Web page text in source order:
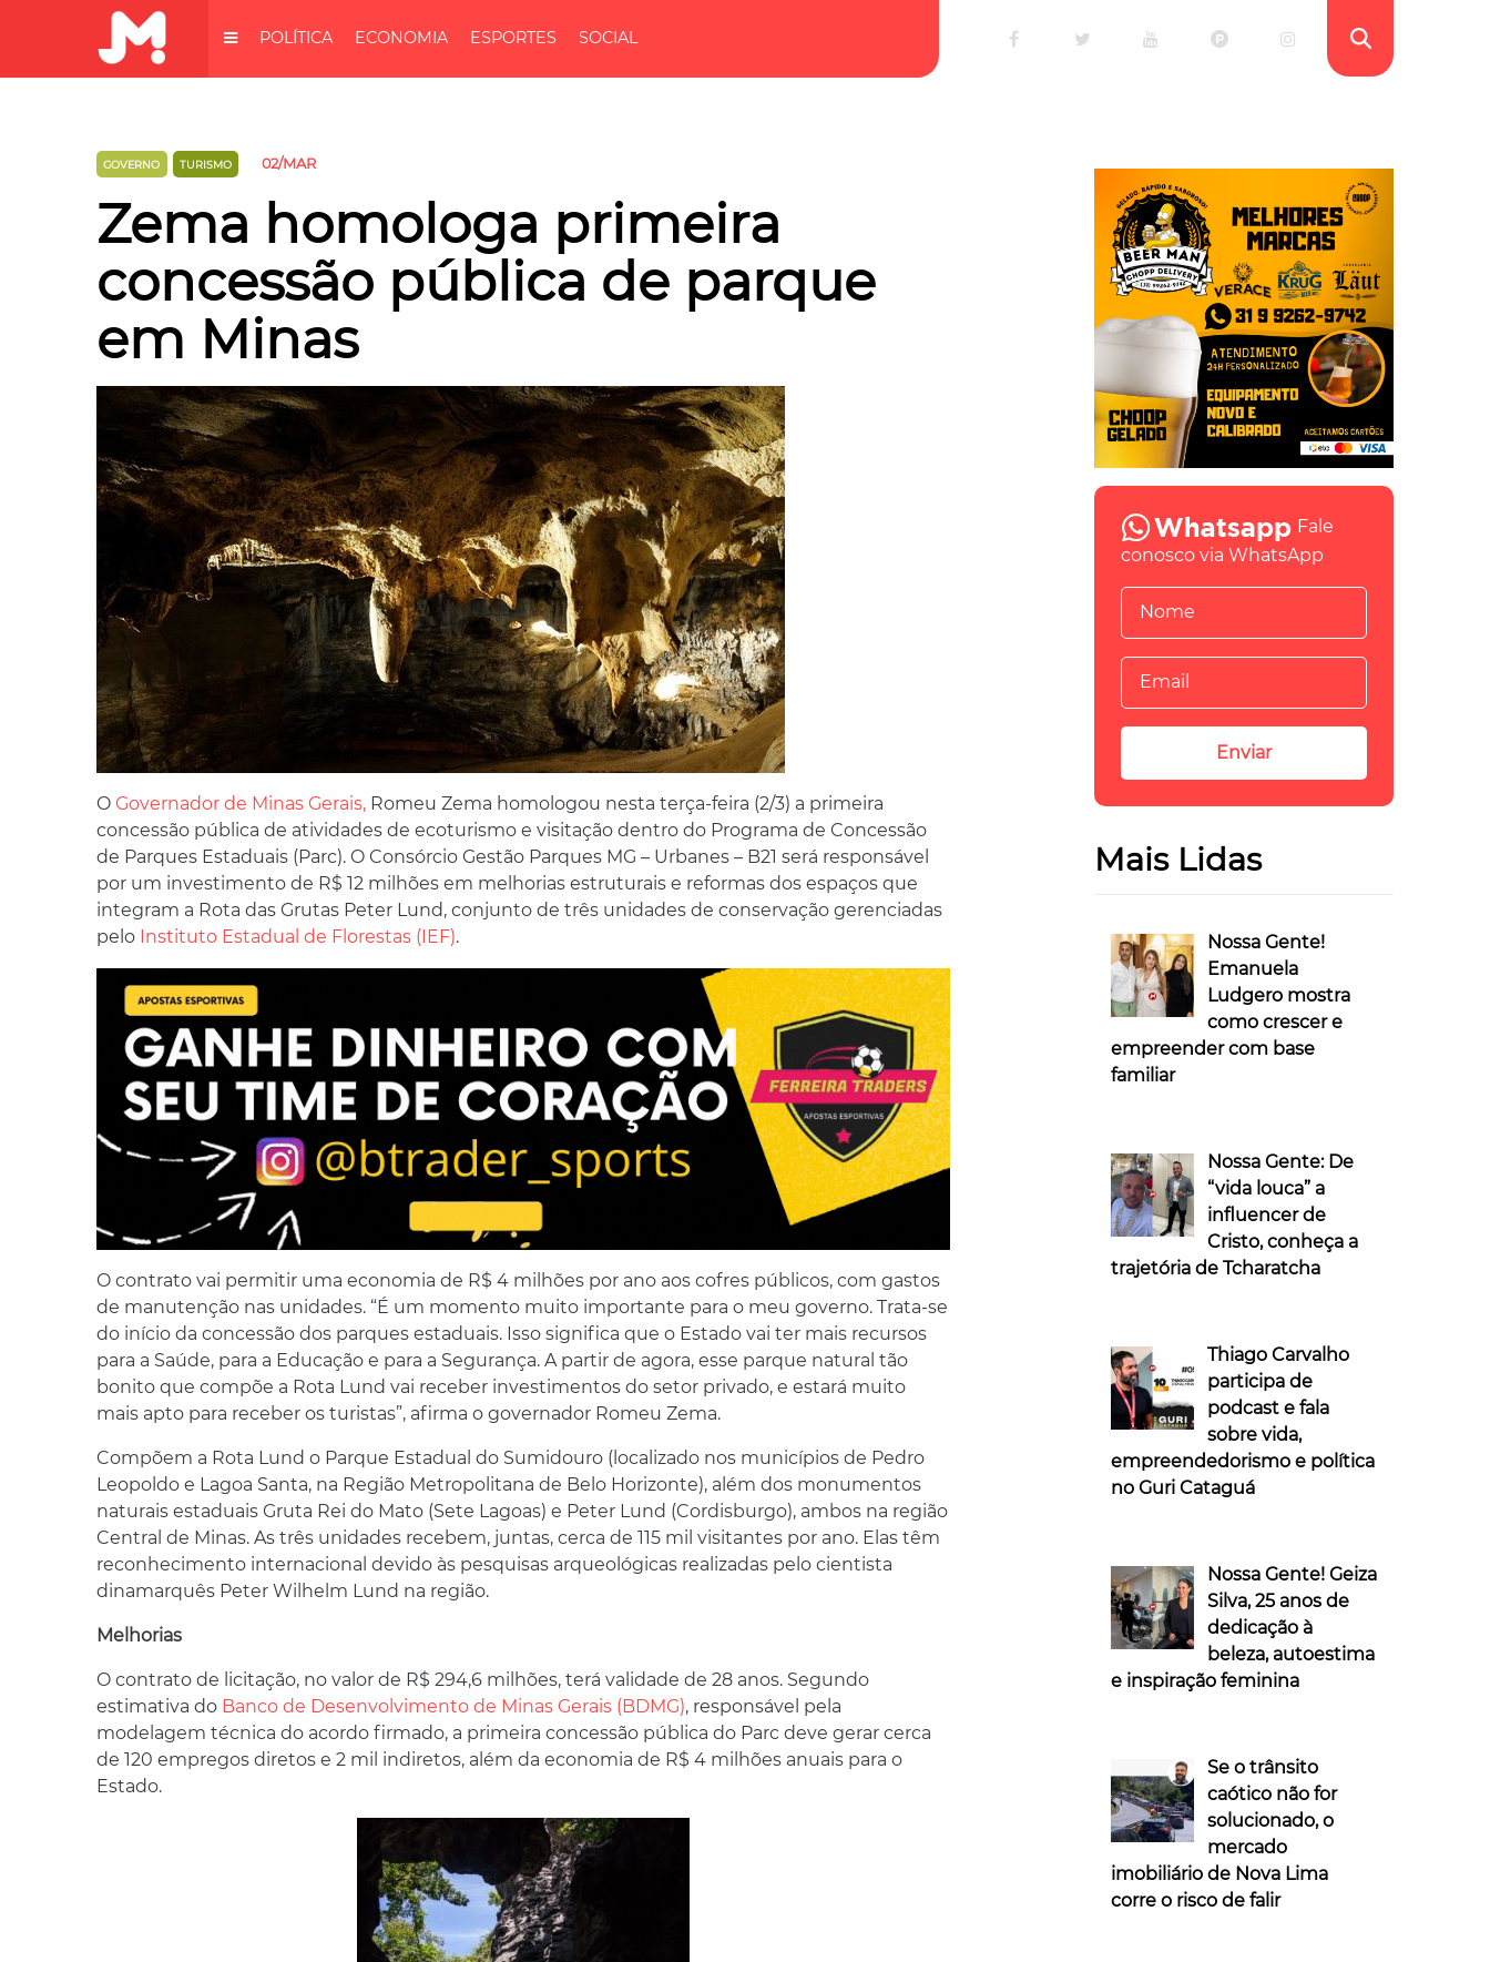
POLÍTICA ECONOMIA ESPORTES SOCIAL
GOVERNO TURISMO 02/MAR
Zema homologa primeira
concessão pública de parque
em Minas
O Governador de Minas Gerais, Romeu Zema homologou nesta terça-feira (2/3) a primeira
concessão pública de atividades de ecoturismo e visitação dentro do Programa de Concessão
de Parques Estaduais (Parc). O Consórcio Gestão Parques MG – Urbanes – B21 será responsável
por um investimento de R$ 12 milhões em melhorias estruturais e reformas dos espaços que
integram a Rota das Grutas Peter Lund, conjunto de três unidades de conservação gerenciadas
pelo Instituto Estadual de Florestas (IEF).
O contrato vai permitir uma economia de R$ 4 milhões por ano aos cofres públicos, com gastos
de manutenção nas unidades. “É um momento muito importante para o meu governo. Trata-se
do início da concessão dos parques estaduais. Isso significa que o Estado vai ter mais recursos
para a Saúde, para a Educação e para a Segurança. A partir de agora, esse parque natural tão
bonito que compõe a Rota Lund vai receber investimentos do setor privado, e estará muito
mais apto para receber os turistas”, afirma o governador Romeu Zema.
Compõem a Rota Lund o Parque Estadual do Sumidouro (localizado nos municípios de Pedro
Leopoldo e Lagoa Santa, na Região Metropolitana de Belo Horizonte), além dos monumentos
naturais estaduais Gruta Rei do Mato (Sete Lagoas) e Peter Lund (Cordisburgo), ambos na região
Central de Minas. As três unidades recebem, juntas, cerca de 115 mil visitantes por ano. Elas têm
reconhecimento internacional devido às pesquisas arqueológicas realizadas pelo cientista
dinamarquês Peter Wilhelm Lund na região.
Melhorias
O contrato de licitação, no valor de R$ 294,6 milhões, terá validade de 28 anos. Segundo
estimativa do Banco de Desenvolvimento de Minas Gerais (BDMG), responsável pela
modelagem técnica do acordo firmado, a primeira concessão pública do Parc deve gerar cerca
de 120 empregos diretos e 2 mil indiretos, além da economia de R$ 4 milhões anuais para o
Estado.
Fale
conosco via WhatsApp
Mais Lidas
Nossa Gente!
Emanuela
Ludgero mostra
como crescer e
empreender com base
familiar
Nossa Gente: De
“vida louca” a
influencer de
Cristo, conheça a
trajetória de Tcharatcha
Thiago Carvalho
participa de
podcast e fala
sobre vida,
empreendedorismo e política
no Guri Cataguá
Nossa Gente! Geiza
Silva, 25 anos de
dedicação à
beleza, autoestima
e inspiração feminina
Se o trânsito
caótico não for
solucionado, o
mercado
imobiliário de Nova Lima
corre o risco de falir